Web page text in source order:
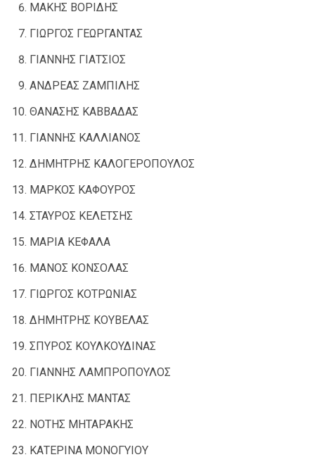
ΜΑΚΗΣ ΒΟΡΙΔΗΣ
ΓΙΩΡΓΟΣ ΓΕΩΡΓΑΝΤΑΣ
ΓΙΑΝΝΗΣ ΓΙΑΤΣΙΟΣ
ΑΝΔΡΕΑΣ ΖΑΜΠΙΛΗΣ
ΘΑΝΑΣΗΣ ΚΑΒΒΑΔΑΣ
ΓΙΑΝΝΗΣ ΚΑΛΛΙΑΝΟΣ
ΔΗΜΗΤΡΗΣ ΚΑΛΟΓΕΡΟΠΟΥΛΟΣ
ΜΑΡΚΟΣ ΚΑΦΟΥΡΟΣ
ΣΤΑΥΡΟΣ ΚΕΛΕΤΣΗΣ
ΜΑΡΙΑ ΚΕΦΑΛΑ
ΜΑΝΟΣ ΚΟΝΣΟΛΑΣ
ΓΙΩΡΓΟΣ ΚΟΤΡΩΝΙΑΣ
ΔΗΜΗΤΡΗΣ ΚΟΥΒΕΛΑΣ
ΣΠΥΡΟΣ ΚΟΥΛΚΟΥΔΙΝΑΣ
ΓΙΑΝΝΗΣ ΛΑΜΠΡΟΠΟΥΛΟΣ
ΠΕΡΙΚΛΗΣ ΜΑΝΤΑΣ
ΝΟΤΗΣ ΜΗΤΑΡΑΚΗΣ
ΚΑΤΕΡΙΝΑ ΜΟΝΟΓΥΙΟΥ